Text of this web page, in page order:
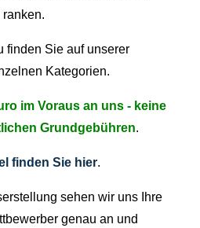
ranken.
finden Sie auf unserer
Kategorien.
im Voraus an uns - keine
Grundgebühren.
finden Sie hier.
sehen wir uns Ihre
genau an und